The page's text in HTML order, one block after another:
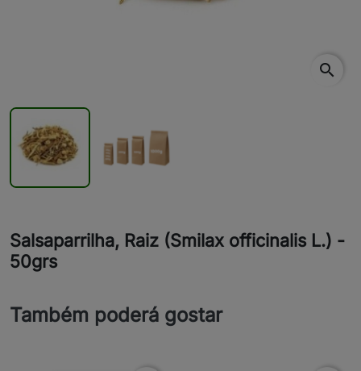
search
Salsaparrilha, Raiz (Smilax officinalis L.) -
50grs
Também poderá gostar